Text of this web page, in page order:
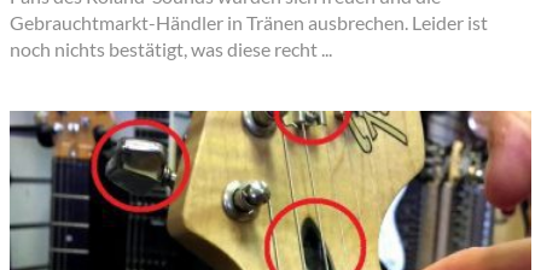
Gebrauchtmarkt-Händler in Tränen ausbrechen. Leider ist
noch nichts bestätigt, was diese recht ...